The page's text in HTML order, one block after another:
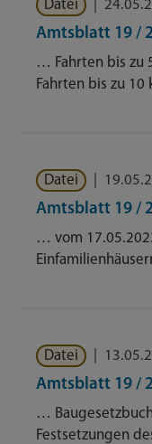
Datei
Amtsblatt 19 /
… Fahrten bis zu
Fahrten bis zu
Datei
Amtsblatt 19 /
… vom
Datei
Amtsblatt 19 /
…
Festsetzungen